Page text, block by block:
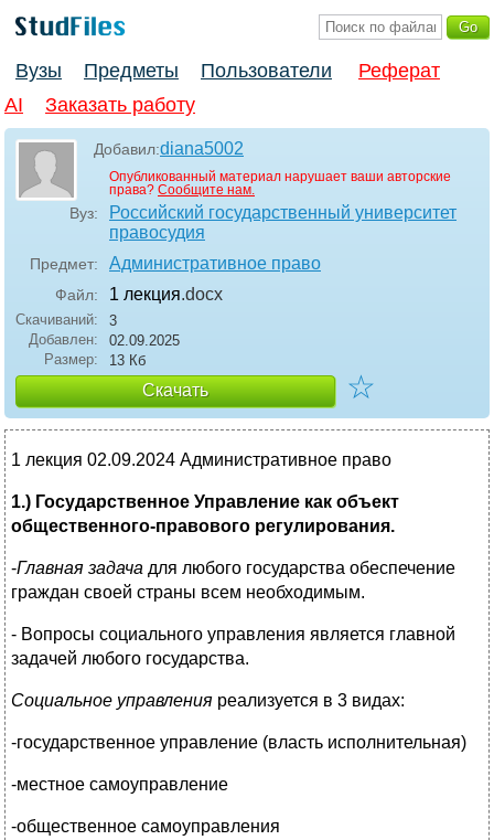
Вузы Предметы Пользователи
Реферат
AI
Заказать работу
Добавил:diana5002
Опубликованный материал нарушает ваши авторские
права? Сообщите нам.
Вуз:
Российский государственный университет
правосудия
Предмет: Административное право
Файл: 1 лекция.docx
Скачиваний:
3
Добавлен:
02.09.2025
Размер:
13 Кб
Скачать ☆
1 лекция 02.09.2024 Административное право
1.) Государственное Управление как объект
общественного-правового регулирования.
-Главная задача для любого государства обеспечение
граждан своей страны всем необходимым.
- Вопросы социального управления является главной
задачей любого государства.
Социальное управления реализуется в 3 видах:
-государственное управление (власть исполнительная)
-местное самоуправление
-общественное самоуправления